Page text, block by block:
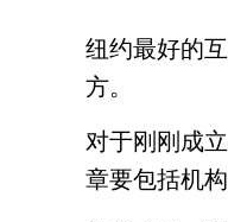
纽约最好的
方。
对于刚刚成
章要包括机